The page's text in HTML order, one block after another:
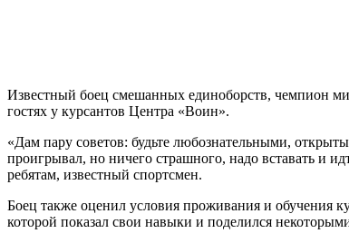
Известный боец смешанных единоборств, чемпион
гостях у курсантов Центра «Воин».
«Дам пару советов: будьте любознательными,
проигрывал, но ничего страшного, надо вставать и
ребятам, известный спортсмен.
Боец также оценил условия проживания и обучения
которой показал свои навыки и поделился